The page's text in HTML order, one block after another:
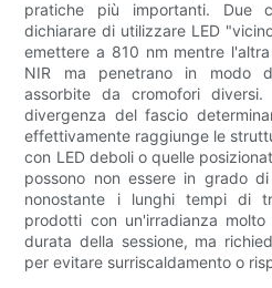
pratiche più importanti. Due
dichiarare di utilizzare LED
emettere a 810 nm mentre
NIR ma penetrano in modo
assorbite da cromofori
divergenza del fascio
effettivamente raggiunge le
con LED deboli o quelle
possono non essere in grado
nonostante i lunghi tempi di
prodotti con un'irradianza
durata della sessione, ma
per evitare surriscaldamento o